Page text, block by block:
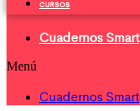
CURSOS
Cuadernos Smart
Menú
Cuadernos Smart